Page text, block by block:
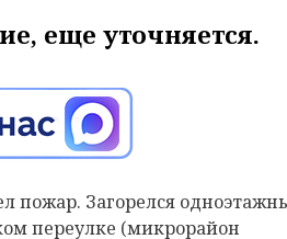
еще уточняется.
пожар. Загорелся
переулке (микрорайон